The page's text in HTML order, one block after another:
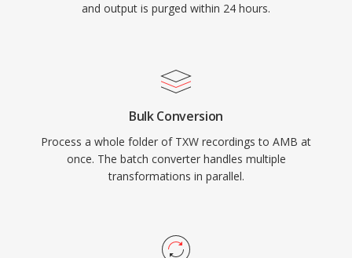
and output is purged within 24 hours.
Bulk Conversion
Process a whole folder of TXW recordings to AMB at
once. The batch converter handles multiple
transformations in parallel.